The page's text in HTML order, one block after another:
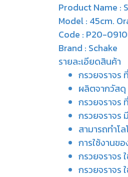
Product Name :
Model : 45cm.
Code : P20-
Brand : Schake
รายละเอียดสินค้า
กรวยจราจร
ผลิตจากวัสดุ
กรวยจราจร
กรวยจราจร
สามารถทำโ
การใช้งานข
กรวยจราจร
กรวยจราจร